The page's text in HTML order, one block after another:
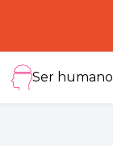
Ser humano